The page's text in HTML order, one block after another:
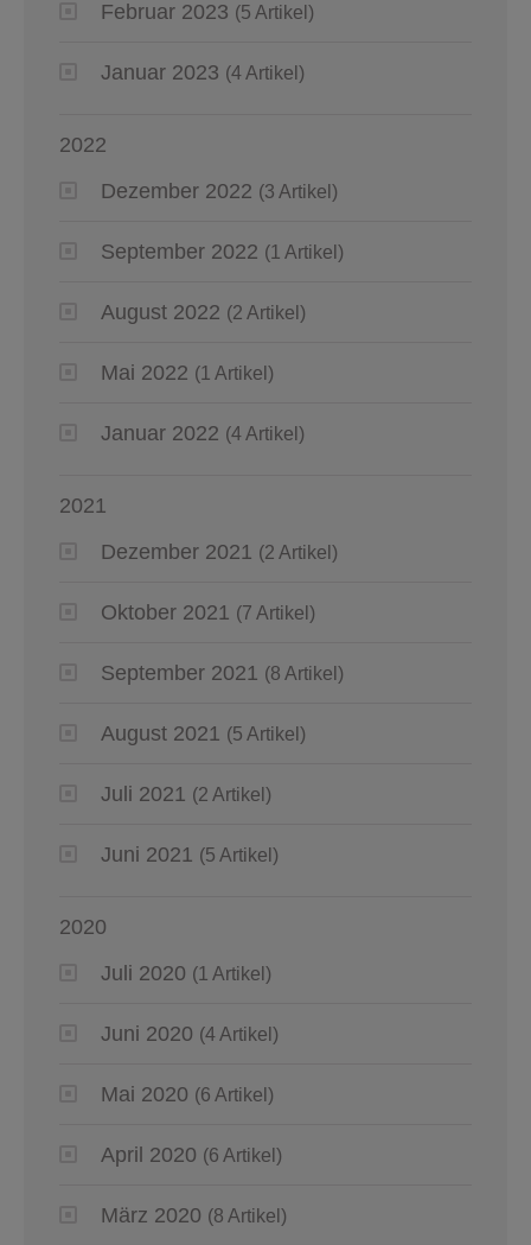
Februar 2023 (5 Artikel)
Januar 2023 (4 Artikel)
2022
Dezember 2022 (3 Artikel)
September 2022 (1 Artikel)
August 2022 (2 Artikel)
Mai 2022 (1 Artikel)
Januar 2022 (4 Artikel)
2021
Dezember 2021 (2 Artikel)
Oktober 2021 (7 Artikel)
September 2021 (8 Artikel)
August 2021 (5 Artikel)
Juli 2021 (2 Artikel)
Juni 2021 (5 Artikel)
2020
Juli 2020 (1 Artikel)
Juni 2020 (4 Artikel)
Mai 2020 (6 Artikel)
April 2020 (6 Artikel)
März 2020 (8 Artikel)